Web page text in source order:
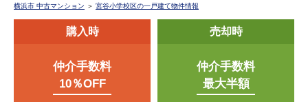
横浜市 中古マンション ＞ 宮谷小学校区の一戸建て物件情報
購入時
仲介手数料
10％OFF
売却時
仲介手数料
最大半額